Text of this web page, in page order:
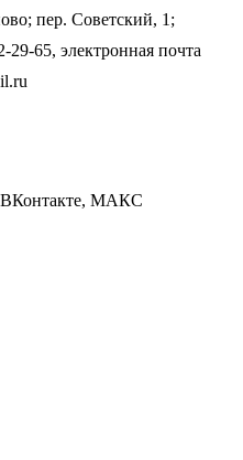
пер. Советский, 1;
29-65, электронная почта
ВКонтакте, МАКС